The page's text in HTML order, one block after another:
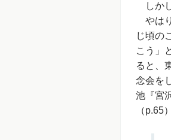
しか
やは
じ頃の
こう」
ると、
念会を
池『宮
（p.65